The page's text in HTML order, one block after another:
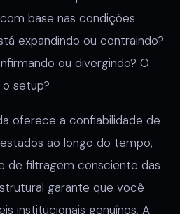
base nas condições
expandindo ou contraindo?
ou divergindo? O
setup?
oferece a confiabilidade de
ao longo do tempo,
de filtragem consciente das
garante que você
institucionais genuínos. A